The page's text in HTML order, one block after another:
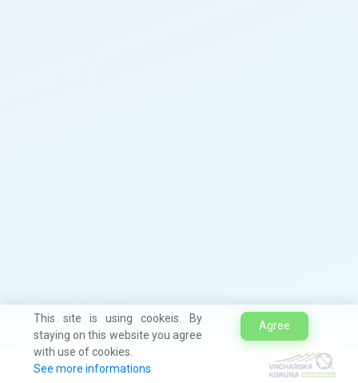
This site is using cookeis. By
staying on this website you agree
with use of cookies.
See more informations
Agree